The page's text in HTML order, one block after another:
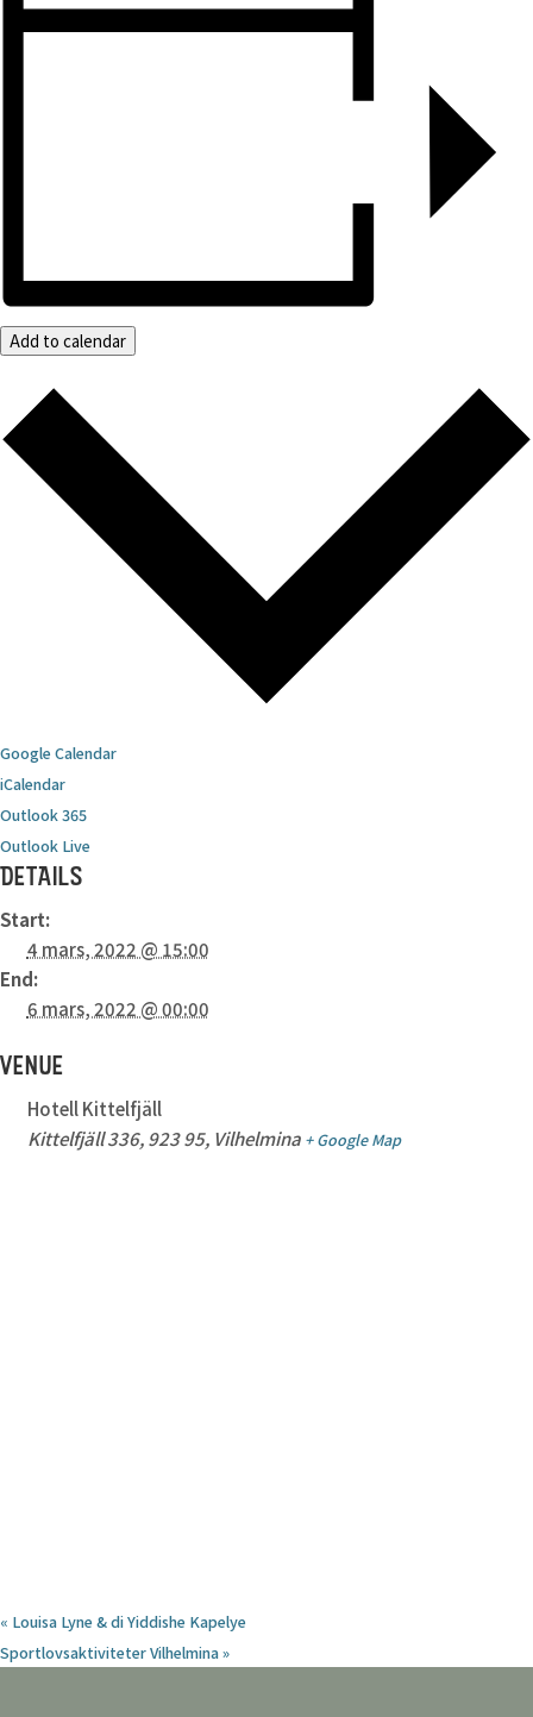
Add to calendar
Google Calendar
iCalendar
Outlook 365
Outlook Live
DETAILS
Start:
4 mars, 2022 @ 15:00
End:
6 mars, 2022 @ 00:00
VENUE
Hotell Kittelfjäll
Kittelfjäll 336, 923 95, Vilhelmina + Google Map
« Louisa Lyne & di Yiddishe Kapelye
Sportlovsaktiviteter Vilhelmina»